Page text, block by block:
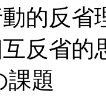
省理
思考
課題